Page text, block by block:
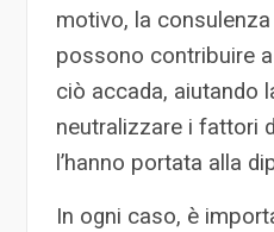
motivo, la
possono contribuire
ciò accada, aiutando
neutralizzare i fattori
l’hanno portata alla
In ogni caso, è